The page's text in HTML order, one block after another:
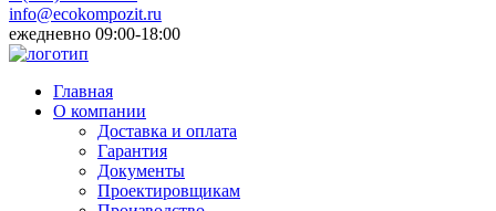
info@ecokompozit.ru
ежедневно 09:00-18:00
Главная
О компании
Доставка и оплата
Гарантия
Документы
Проектировщикам